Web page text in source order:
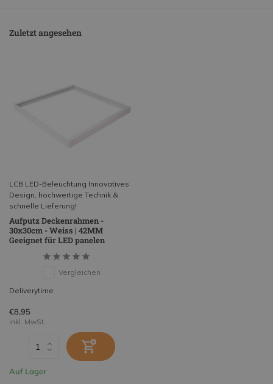
Zuletzt angesehen
LCB LED-Beleuchtung Innovatives
Design, hochwertige Technik &
schnelle Lieferung!
Aufputz Deckenrahmen -
30x30cm - Weiss | 42MM
Geeignet für LED panelen
Vergleichen
Deliverytime
€8,95
inkl. MwSt.
Auf Lager